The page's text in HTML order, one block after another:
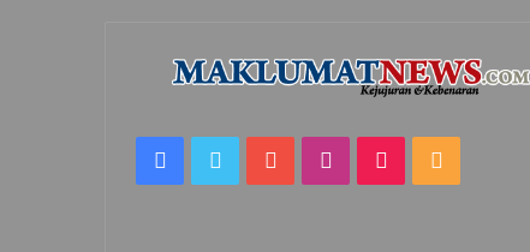
Facebook
Twitter YouTubeInstagram
TikTok